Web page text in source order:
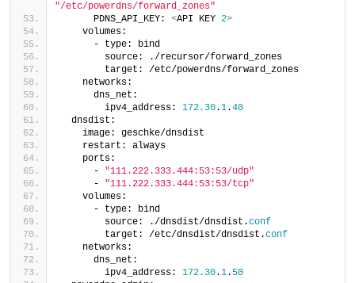
"/etc/powerdns/forward_zones"
      PDNS_API_KEY:
<API KEY 2>
    volumes:
      - type: bind
        source: ./recursor/forward_zones
        target: /etc/powerdns/forward_zones
    networks:
      dns_net:
        ipv4_address:
172.30.1.40
  dnsdist:
    image: geschke/dnsdist
    restart: always
    ports:
      -
"111.222.333.444:53:53/udp"
      -
"111.222.333.444:53:53/tcp"
    volumes:
      - type: bind
        source: ./dnsdist/dnsdist.
conf
        target: /etc/dnsdist/dnsdist.
conf
    networks:
      dns_net:
        ipv4_address:
172.30.1. 50